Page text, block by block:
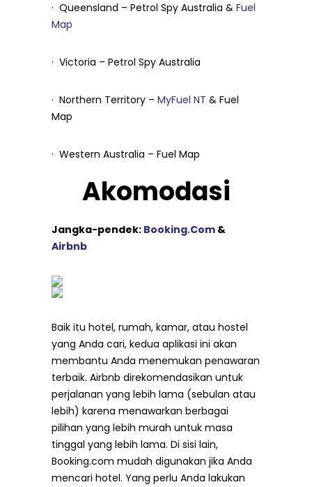
· Queensland – Petrol Spy Australia & Fuel
Map
· Victoria – Petrol Spy Australia
· Northern Territory – MyFuel NT & Fuel
Map
· Western Australia – Fuel Map
Akomodasi
Jangka-pendek: Booking.Com &
Airbnb
Baik itu hotel, rumah, kamar, atau hostel
yang Anda cari, kedua aplikasi ini akan
membantu Anda menemukan penawaran
terbaik. Airbnb direkomendasikan untuk
perjalanan yang lebih lama (sebulan atau
lebih) karena menawarkan berbagai
pilihan yang lebih murah untuk masa
tinggal yang lebih lama. Di sisi lain,
Booking.com mudah digunakan jika Anda
mencari hotel. Yang perlu Anda lakukan